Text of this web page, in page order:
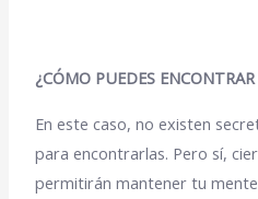
¿CÓMO PUEDES
En este caso, no existen
para encontrarlas. Pero sí,
permitirán mantener tu